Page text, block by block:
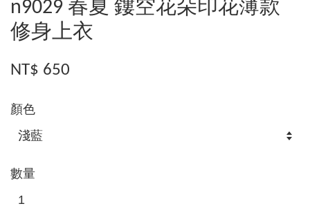
n9029 春夏 鏤空花朵印花薄款
修身上衣
NT$ 650
顏色
數量